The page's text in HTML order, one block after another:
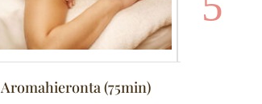
Aromahieronta (75min)